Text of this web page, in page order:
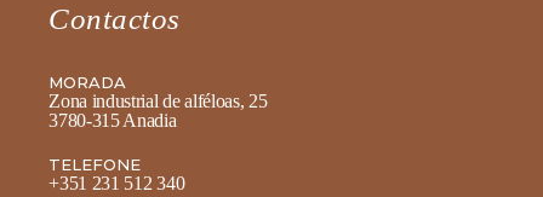
Contactos
MORADA
Zona industrial de alféloas, 25
3780-315 Anadia
TELEFONE
+351 231 512 340